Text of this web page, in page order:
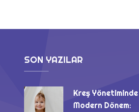
SON YAZILAR
Kreş Yönetiminde
Modern Dönem: